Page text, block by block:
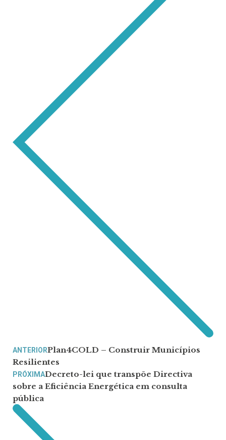
ANTERIORPlan4COLD – Construir Municípios
Resilientes
PRÓXIMADecreto-lei que transpõe Directiva
sobre a Eficiência Energética em consulta
pública